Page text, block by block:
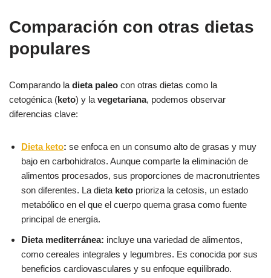
Comparación con otras dietas
populares
Comparando la dieta paleo con otras dietas como la
cetogénica (keto) y la vegetariana, podemos observar
diferencias clave:
Dieta keto: se enfoca en un consumo alto de grasas y muy
bajo en carbohidratos. Aunque comparte la eliminación de
alimentos procesados, sus proporciones de macronutrientes
son diferentes. La dieta keto prioriza la cetosis, un estado
metabólico en el que el cuerpo quema grasa como fuente
principal de energía.
Dieta mediterránea: incluye una variedad de alimentos,
como cereales integrales y legumbres. Es conocida por sus
beneficios cardiovasculares y su enfoque equilibrado.